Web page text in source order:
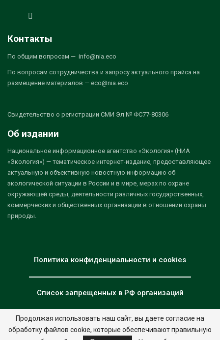
Контакты
По общим вопросам — info@nia.eco
По вопросам сотрудничества и запросу актуального прайса на
размещение материалов — eco@nia.eco
Свидетельство о регистрации СМИ Эл № ФС77-80306
Об издании
Национальное информационное агентство «Экология» (НИА
«Экология») — тематическое интернет-издание, предоставляющее
актуальную и объективную новостную информацию об
экологической ситуации в России и в мире, мерах по охране
окружающей среды, деятельности различных государственных,
коммерческих и общественных организаций в отношении охраны
природы.
Политика конфиденциальности и cookies
Список запрещенных в РФ организаций
© 2026 - НИА "Экология". Все права защищены. Дизайн:nia.eco
Продолжая использовать наш сайт, вы даете согласие на
обработку файлов cookie, которые обеспечивают правильную